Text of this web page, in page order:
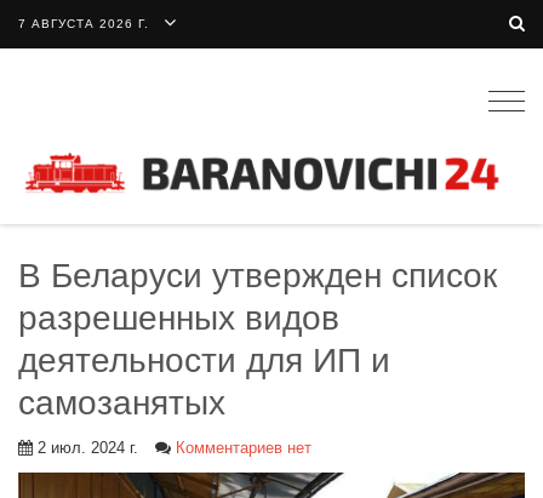
7 АВГУСТА 2026 Г.
В Беларуси утвержден список
разрешенных видов
деятельности для ИП и
самозанятых
2 июл. 2024 г. Комментариев нет